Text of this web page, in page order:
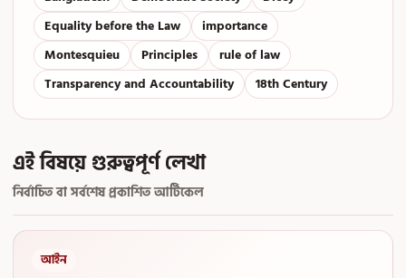
Equality before the Law
importance
Montesquieu
Principles
rule of law
Transparency and Accountability
18th Century
এই বিষয়ে গুরুত্বপূর্ণ লেখা
নির্বাচিত বা সর্বশেষ প্রকাশিত আর্টিকেল
আইন